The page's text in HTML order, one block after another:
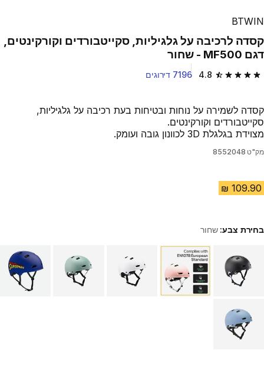
BTWIN
קסדה לרכיבה על גלגיליות, סקייטבורדים וקורקינטים,
דגם MF500 - שחור
4.8 4.8 out of 5 stars from 7196 reviews 7196 דירוגים
קסדה לשמירה על נוחות ובטיחות בעת רכיבה על גלגיליות,
סקייטבורדים וקורקינטים.
מצוידת בגלגלת 3D לכוונון גובה ועומק.
מק"ט 8552048
בחירת צבע:שחור
Choose a variant